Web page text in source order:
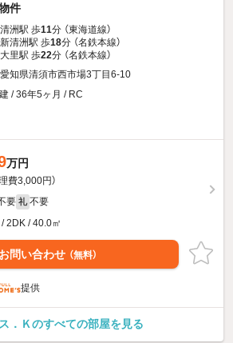
件
清洲駅 歩11分 （東海道線）
新清洲駅 歩18分 （名鉄本線）
大里駅 歩22分 （名鉄本線）
愛知県清須市西市場3丁目6-10
/ 36年5ヶ月 / RC
万円
理費3,000円）
要 礼 不要
2DK / 40.0㎡
お問い合わせ （無料）
提供
．Ｋのすべての部屋を見る